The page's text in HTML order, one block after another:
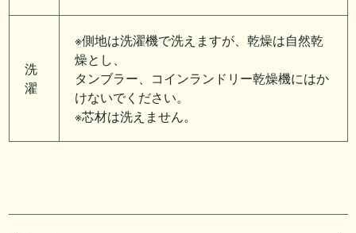
洗
濯
※側地は洗濯機で洗えますが、乾燥は自然乾
燥とし、
タンブラー、コインランドリー乾燥機にはか
けないでください。
※芯材は洗えません。